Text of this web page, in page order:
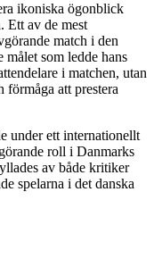
ikoniska ögonblick
Ett av de mest
match i den
målet som ledde hans
i matchen, utan
förmåga att prestera
under ett internationellt
roll i Danmarks
av både kritiker
spelarna i det danska